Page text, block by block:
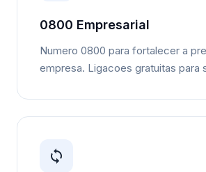
0800 Empresarial
Numero 0800 para fortalecer a
empresa. Ligacoes gratuitas para